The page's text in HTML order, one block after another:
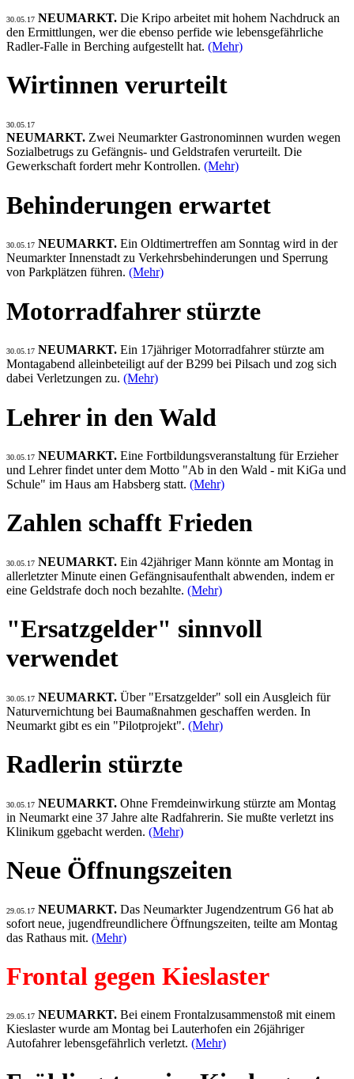
30.05.17 NEUMARKT. Die Kripo arbeitet mit hohem Nachdruck an
den Ermittlungen, wer die ebenso perfide wie lebensgefährliche
Radler-Falle in Berching aufgestellt hat. (Mehr)
Wirtinnen verurteilt
30.05.17
NEUMARKT. Zwei Neumarkter Gastronominnen wurden wegen
Sozialbetrugs zu Gefängnis- und Geldstrafen verurteilt. Die
Gewerkschaft fordert mehr Kontrollen. (Mehr)
Behinderungen erwartet
30.05.17 NEUMARKT. Ein Oldtimertreffen am Sonntag wird in der
Neumarkter Innenstadt zu Verkehrsbehinderungen und Sperrung
von Parkplätzen führen. (Mehr)
Motorradfahrer stürzte
30.05.17 NEUMARKT. Ein 17jähriger Motorradfahrer stürzte am
Montagabend alleinbeteiligt auf der B299 bei Pilsach und zog sich
dabei Verletzungen zu. (Mehr)
Lehrer in den Wald
30.05.17 NEUMARKT. Eine Fortbildungsveranstaltung für Erzieher
und Lehrer findet unter dem Motto "Ab in den Wald - mit KiGa und
Schule" im Haus am Habsberg statt. (Mehr)
Zahlen schafft Frieden
30.05.17 NEUMARKT. Ein 42jähriger Mann könnte am Montag in
allerletzter Minute einen Gefängnisaufenthalt abwenden, indem er
eine Geldstrafe doch noch bezahlte. (Mehr)
"Ersatzgelder" sinnvoll
verwendet
30.05.17 NEUMARKT. Über "Ersatzgelder" soll ein Ausgleich für
Naturvernichtung bei Baumaßnahmen geschaffen werden. In
Neumarkt gibt es ein "Pilotprojekt". (Mehr)
Radlerin stürzte
30.05.17 NEUMARKT. Ohne Fremdeinwirkung stürzte am Montag
in Neumarkt eine 37 Jahre alte Radfahrerin. Sie mußte verletzt ins
Klinikum ggebacht werden. (Mehr)
Neue Öffnungszeiten
29.05.17 NEUMARKT. Das Neumarkter Jugendzentrum G6 hat ab
sofort neue, jugendfreundlichere Öffnungszeiten, teilte am Montag
das Rathaus mit. (Mehr)
Frontal gegen Kieslaster
29.05.17 NEUMARKT. Bei einem Frontalzusammenstoß mit einem
Kieslaster wurde am Montag bei Lauterhofen ein 26jähriger
Autofahrer lebensgefährlich verletzt. (Mehr)